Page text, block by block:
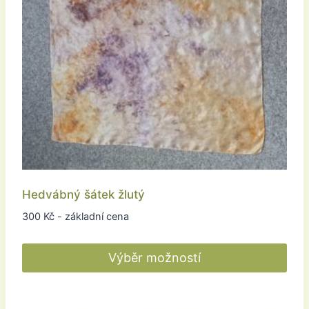
Hedvábný šátek žlutý
300 Kč - základní cena
Výběr možností